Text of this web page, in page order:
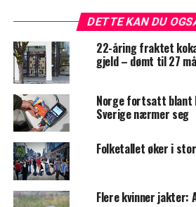
DETTE KAN DU
22-åring fraktet
gjeld – dømt til 27
Norge fortsatt blant
Sverige nærmer seg
Folketallet øker i
Flere kvinner jakter: